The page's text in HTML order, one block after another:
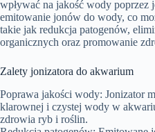
wpływać na jakość wody poprzez
emitowanie jonów do wody, co
takie jak redukcja patogenów,
organicznych oraz promowanie
Zalety jonizatora do akwarium
Poprawa jakości wody: Jonizator
klarownej i czystej wody w
zdrowia ryb i roślin.